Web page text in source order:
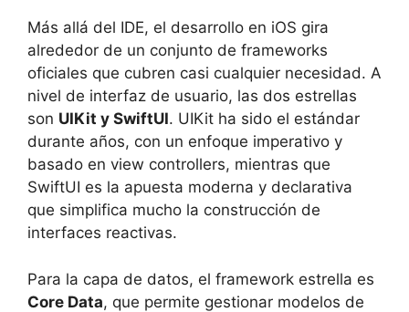
Más allá del IDE, el desarrollo en iOS gira
alrededor de un conjunto de frameworks
oficiales que cubren casi cualquier necesidad. A
nivel de interfaz de usuario, las dos estrellas
son UIKit y SwiftUI. UIKit ha sido el estándar
durante años, con un enfoque imperativo y
basado en view controllers, mientras que
SwiftUI es la apuesta moderna y declarativa
que simplifica mucho la construcción de
interfaces reactivas.
Para la capa de datos, el framework estrella es
Core Data, que permite gestionar modelos de